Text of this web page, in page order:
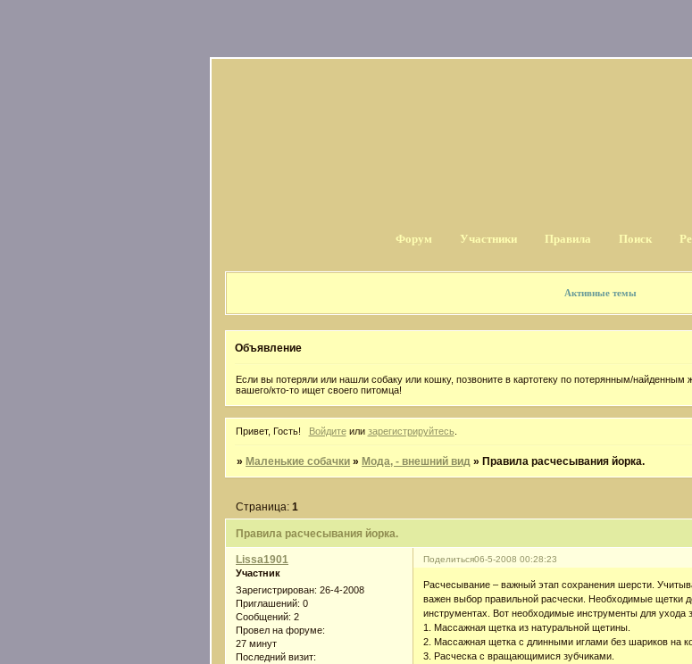
Форум Участники Правила Поиск
Активные темы
Объявление
Если вы потеряли или нашли собаку или кошку, позвоните в картотеку по потерянным/
вашего/кто-то ищет своего питомца!
Привет, Гость! Войдитеили зарегистрируйтесь
» Маленькие собачки » Мода, - внешний вид » Правила расчесывания йорка.
Правила расчесывания йорка.
Страница:1
Поделиться06-5-2008 00:28:23
Lissa1901
Участник
Зарегистрирован: 26-4-2008
Приглашений: 0
Сообщений: 2
Провел на форуме:
27 минут
Последний визит:
Расчесывание – важный этап сохранения шерсти.
важен выбор правильной расчески. Необходимые щетки
инструментах. Вот необходимые инструменты для ухода
1. Массажная щетка из натуральной щетины.
2. Массажная щетка с длинными иглами без шариков на
3. Расческа с вращающимися зубчиками.